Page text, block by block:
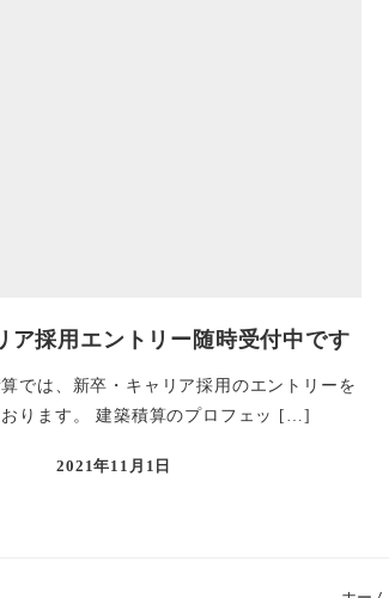
ア採用エントリー随時受付中です
では、新卒・キャリア採用のエントリーを
ります。 建築積算のプロフェッ […]
投稿日
2021年11月1日